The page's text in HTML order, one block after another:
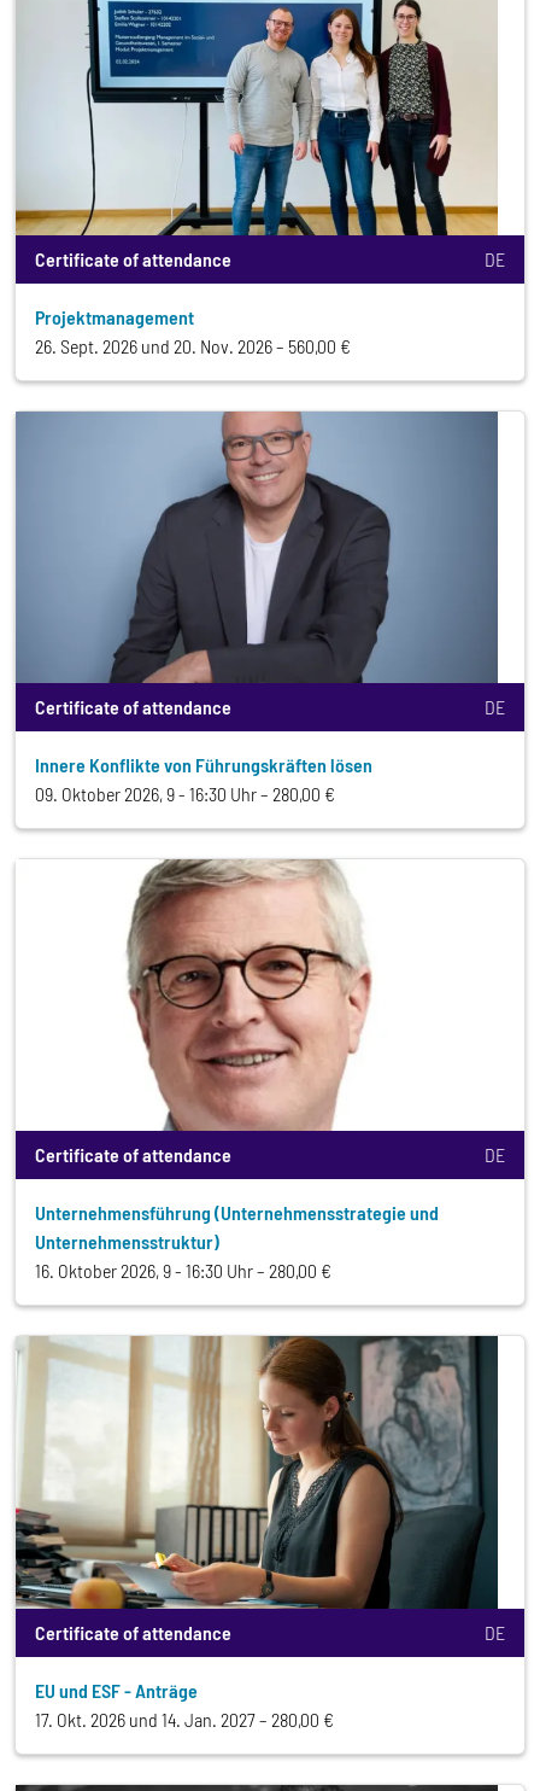
Certificate of attendance DE
Projektmanagement
26. Sept. 2026 und 20. Nov. 2026
560,00 €
Certificate of attendance DE
Innere Konflikte von Führungskräften lösen
09. Oktober 2026, 9 - 16:30 Uhr
280,00 €
Certificate of attendance DE
Unternehmensführung (Unternehmensstrategie und
Unternehmensstruktur)
16. Oktober 2026, 9 - 16:30 Uhr
280,00 €
Certificate of attendance DE
EU und ESF - Anträge
17. Okt. 2026 und 14. Jan. 2027
280,00 €